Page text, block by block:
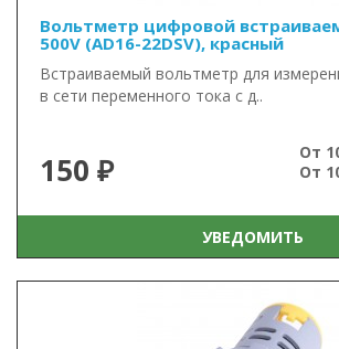
Вольтметр цифровой
500V (AD16-22DSV), красный
Встраиваемый вольтметр для
в сети переменного тока с д..
150 ₽
От
От
УВЕДОМИТЬ